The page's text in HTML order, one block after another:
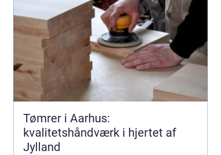
Tømrer i Aarhus:
kvalitetshåndværk i hjertet af
Jylland